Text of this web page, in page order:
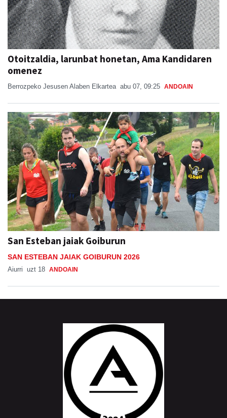
Otoitzaldia, larunbat honetan, Ama Kandidaren
omenez
Berrozpeko Jesusen Alaben Elkartea abu 07, 09:25 ANDOAIN
San Esteban jaiak Goiburun
SAN ESTEBAN JAIAK GOIBURUN 2026
Aiurri uzt 18 ANDOAIN